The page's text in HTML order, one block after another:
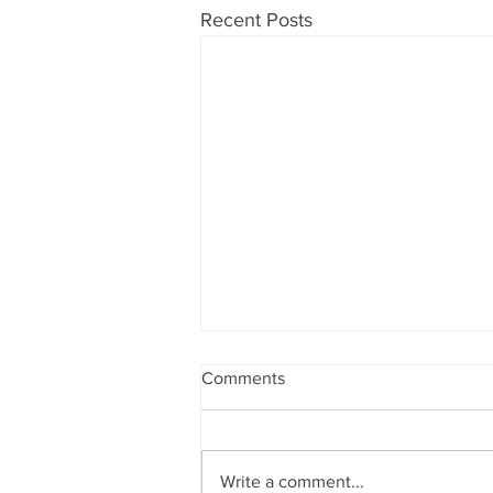
Recent Posts
Comments
Write a comment...